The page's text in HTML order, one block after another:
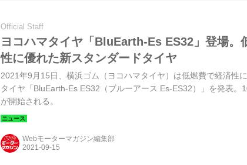
Official Staff
ヨコハマタイヤ「BluEarth-Es ES32」登場。
性に優れた新スタンダードタイヤ
2021年9月15日、横浜ゴム（ヨコハマタイヤ）は低燃費で経済性
タイヤ「BluEarth-Es ES32（ブルーアース Es-ES32）」を発表。
が開始される。
Webモーターマガジン編集部